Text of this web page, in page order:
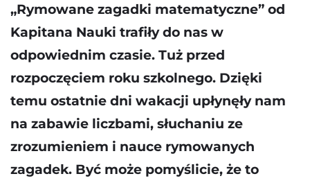
„Rymowane zagadki matematyczne” od
Kapitana Nauki trafiły do nas w
odpowiednim czasie. Tuż przed
rozpoczęciem roku szkolnego. Dzięki
temu ostatnie dni wakacji upłynęły nam
na zabawie liczbami, słuchaniu ze
zrozumieniem i nauce rymowanych
zagadek. Być może pomyślicie, że to